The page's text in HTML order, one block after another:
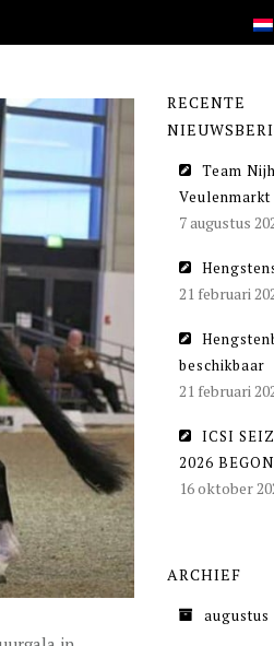
RECENTE
Team
7 augustus
21 februari
beschikbaar
21 februari
ICSI
2026
16 oktober
ARCHIEF
augustus